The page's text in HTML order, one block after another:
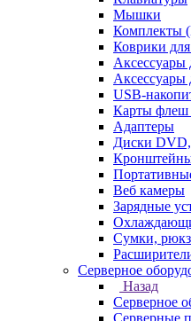
Мышки
Комплекты
Коврики
Аксессуары
USB-
Карты флеш
Адаптеры
Диски
Веб камеры
Зарядные
Сумки,
Серверное
Назад
Серверное
Серверные